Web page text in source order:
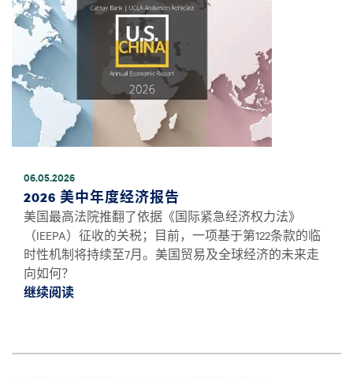
06.05.2026
2026 美中年度经济报告
美国最高法院推翻了依据《国际紧急经济权力法》
（IEEPA）征收的关税；目前，一项基于第122条款的临
时性机制将持续至7月。美国贸易及全球经济的未来走
向如何？
继续阅读继续阅读2026 美中年度经济报告 *